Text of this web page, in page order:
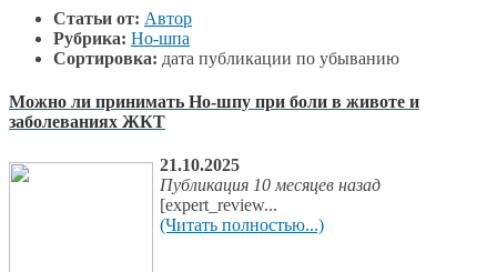
Статьи от: Автор
Рубрика: Но-шпа
Сортировка: дата публикации по убыванию
Можно ли принимать Но-шпу при боли в животе и
заболеваниях ЖКТ
21.10.2025
Публикация 10 месяцев назад
[expert_review...
(Читать полностью...)